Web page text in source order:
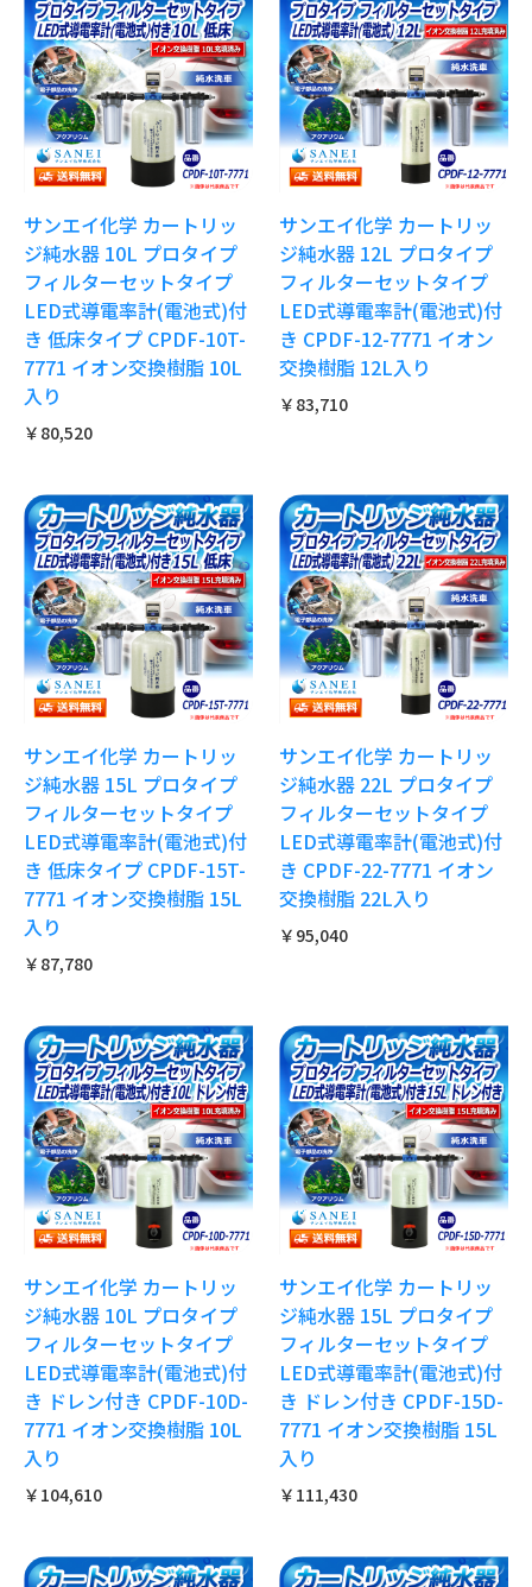
サンエイ化学 カートリッ
ジ純水器 10L プロタイプ
フィルターセットタイプ
LED式導電率計(電池式)付
き 低床タイプ CPDF-10T-
7771 イオン交換樹脂 10L
入り
￥80,520
サンエイ化学 カートリッ
ジ純水器 12L プロタイプ
フィルターセットタイプ
LED式導電率計(電池式)付
き CPDF-12-7771 イオン
交換樹脂 12L入り
￥83,710
サンエイ化学 カートリッ
ジ純水器 15L プロタイプ
フィルターセットタイプ
LED式導電率計(電池式)付
き 低床タイプ CPDF-15T-
7771 イオン交換樹脂 15L
入り
￥87,780
サンエイ化学 カートリッ
ジ純水器 22L プロタイプ
フィルターセットタイプ
LED式導電率計(電池式)付
き CPDF-22-7771 イオン
交換樹脂 22L入り
￥95,040
サンエイ化学 カートリッ
ジ純水器 10L プロタイプ
フィルターセットタイプ
LED式導電率計(電池式)付
き ドレン付き CPDF-10D-
7771 イオン交換樹脂 10L
入り
￥104,610
サンエイ化学 カートリッ
ジ純水器 15L プロタイプ
フィルターセットタイプ
LED式導電率計(電池式)付
き ドレン付き CPDF-15D-
7771 イオン交換樹脂 15L
入り
￥111,430